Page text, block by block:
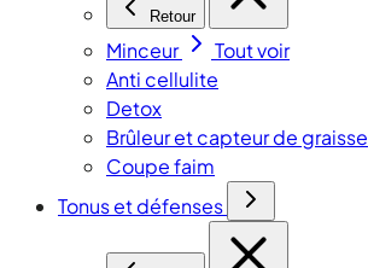
Retour
Minceur
Tout voir
Anti cellulite
Detox
Brûleur et capteur de graisse
Coupe faim
Tonus et défenses